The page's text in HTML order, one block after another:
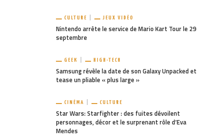
CULTURE JEUX VIDÉO
Nintendo arrête le service de Mario Kart Tour le 29
septembre
GEEK HIGH-TECH
Samsung révèle la date de son Galaxy Unpacked et
tease un pliable « plus large »
CINÉMA CULTURE
Star Wars: Starfighter : des fuites dévoilent
personnages, décor et le surprenant rôle d’Eva
Mendes